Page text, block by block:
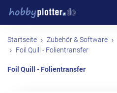
Startseite Zubehör & Software
Foil Quill - Folientransfer
Foil Quill - Folientransfer